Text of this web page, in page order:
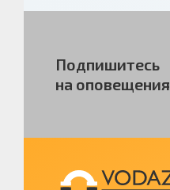
Подпишитесь
на оповещения